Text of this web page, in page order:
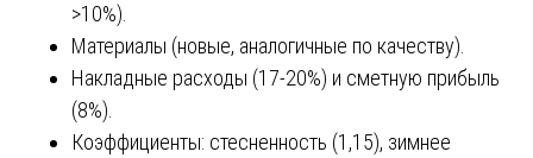
>10%).
Материалы (новые, аналогичные по качеству).
Накладные расходы (17-20%) и сметную прибыль
(8%).
Коэффициенты: стесненность (1,15), зимнее